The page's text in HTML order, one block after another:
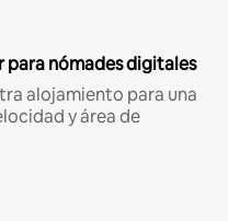
para nómades digitales
alojamiento para una
y área de